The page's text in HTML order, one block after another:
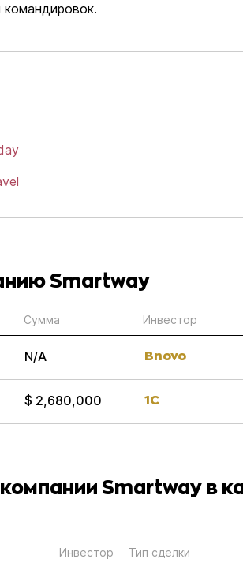
командировок.
Smartway
Сумма Инвестор
N/A Bnovo
$ 2,680,000 1С
Smartway в
Инвестор Тип сделки